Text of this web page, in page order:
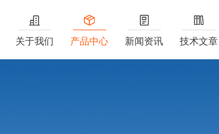
关于我们 产品中心 新闻资讯 技术文章